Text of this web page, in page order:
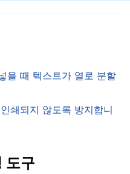
을 때 텍스트가 열로 분할
쇄되지 않도록 방지합니
도구